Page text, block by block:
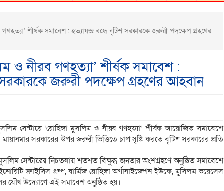
শীর্ষক সমাবেশ : হত্যাযজ্ঞ বন্ধে বৃটিশ সরকারকে জরুরী পদক্ষেপ গ্রহণের
ও নীরব গণহত্যা’ শীর্ষক সমাবেশ :
সরকারকে জরুরী পদক্ষেপ গ্রহণের আহবান
সেন্টারে ‘রোহিঙ্গা মুসলিম ও নীরব গণহত্যা’ শীর্ষক আয়োজিত সমাবেশে
মায়ানমার সরকারের উপর জরুরী ভিত্তিতে চাপ সৃষ্টি করতে বৃটিশ সরকারের প্রতি
সেন্টারের নিচতলায় শতশত বিক্ষুব্ধ জনতার অংশগ্রহণে অনুষ্ঠিত সমাবেশে
ক্রাইসিস গ্রুপ, বার্মিজ রোহিঙ্গা অর্গানাইজেশন ইউকে, মুসিলম ভয়েসেস
যৌথ উদ্যোগে এই সমাবেশ অনুষ্ঠিত হয়।